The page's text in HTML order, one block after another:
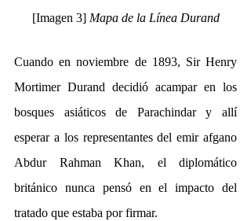
[Imagen 3] Mapa de la Línea Durand
Cuando en noviembre de 1893, Sir Henry
Mortimer Durand decidió acampar en los
bosques asiáticos de Parachindar y allí
esperar a los representantes del emir afgano
Abdur Rahman Khan, el diplomático
británico nunca pensó en el impacto del
tratado que estaba por firmar.